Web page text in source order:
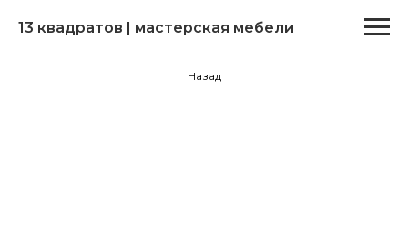
13 квадратов | мастерская мебели
Назад